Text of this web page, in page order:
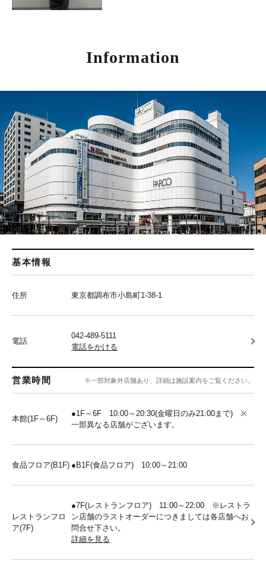
Information
基本情報
住所 東京都調布市小島町1-38-1
電話
042-489-5111
電話をかける
営業時間 ※一部対象外店舗あり、詳細は施設案内をご覧ください。
本館(1F～6F)
●1F～6F 10:00～20:30(金曜日のみ21:00まで) ※
一部異なる店舗がございます。
食品フロア(B1F) ●B1F(食品フロア) 10:00～21:00
レストランフロ
ア(7F)
●7F(レストランフロア) 11:00～22:00 ※レストラ
ン店舗のラストオーダーにつきましては各店舗へお
問合せ下さい。
詳細を見る